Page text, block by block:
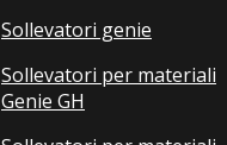
Sollevatori genie
Sollevatori per materiali
Genie GH